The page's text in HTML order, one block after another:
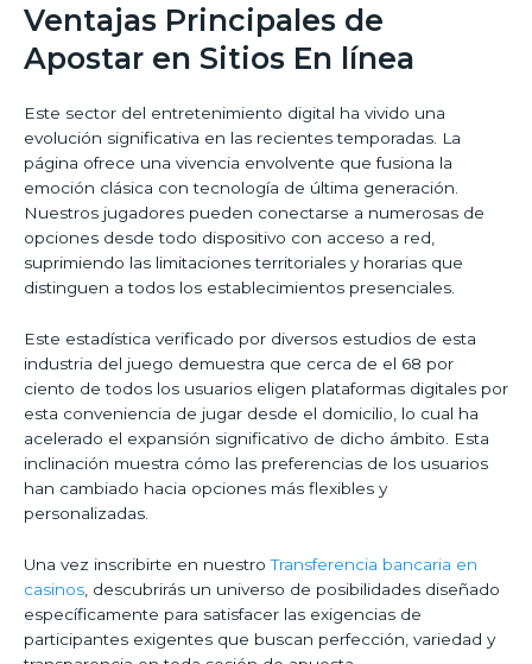
Ventajas Principales de
Apostar en Sitios En línea
Este sector del entretenimiento digital ha vivido una
evolución significativa en las recientes temporadas. La
página ofrece una vivencia envolvente que fusiona la
emoción clásica con tecnología de última generación.
Nuestros jugadores pueden conectarse a numerosas de
opciones desde todo dispositivo con acceso a red,
suprimiendo las limitaciones territoriales y horarias que
distinguen a todos los establecimientos presenciales.
Este estadística verificado por diversos estudios de esta
industria del juego demuestra que cerca de el 68 por
ciento de todos los usuarios eligen plataformas digitales por
esta conveniencia de jugar desde el domicilio, lo cual ha
acelerado el expansión significativo de dicho ámbito. Esta
inclinación muestra cómo las preferencias de los usuarios
han cambiado hacia opciones más flexibles y
personalizadas.
Una vez inscribirte en nuestroTransferencia bancaria en
casinos , descubrirás un universo de posibilidades diseñado
específicamente para satisfacer las exigencias de
participantes exigentes que buscan perfección, variedad y